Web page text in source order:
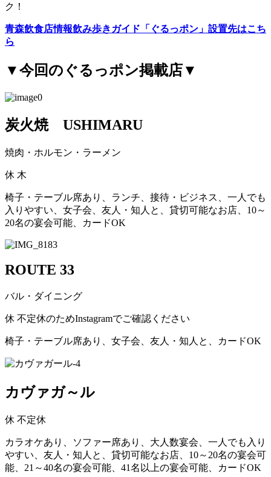
ク！
青森飲食店情報飲み歩きガイド「ぐるっポン」設置先はこち
ら
▼今回のぐるっポン掲載店▼
炭火焼 USHIMARU
焼肉・ホルモン・ラーメン
休 木
椅子・テーブル席あり、ランチ、接待・ビジネス、一人でも
入りやすい、女子会、友人・知人と、貸切可能なお店、10～
20名の宴会可能、カードOK
ROUTE 33
バル・ダイニング
休 不定休のためInstagramでご確認ください
椅子・テーブル席あり、女子会、友人・知人と、カードOK
カヴァガ～ル
休 不定休
カラオケあり、ソファー席あり、大人数宴会、一人でも入り
やすい、友人・知人と、貸切可能なお店、10～20名の宴会可
能、21～40名の宴会可能、41名以上の宴会可能、カードOK